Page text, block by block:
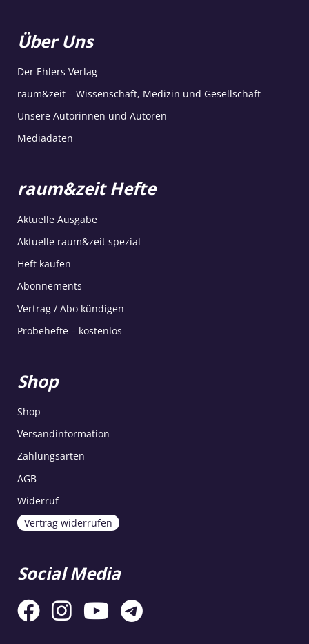
Über Uns
Der Ehlers Verlag
raum&zeit – Wissenschaft, Medizin und Gesellschaft
Unsere Autorinnen und Autoren
Mediadaten
raum&zeit Hefte
Aktuelle Ausgabe
Aktuelle raum&zeit spezial
Heft kaufen
Abonnements
Vertrag / Abo kündigen
Probehefte – kostenlos
Shop
Shop
Versandinformation
Zahlungsarten
AGB
Widerruf
Vertrag widerrufen
Social Media